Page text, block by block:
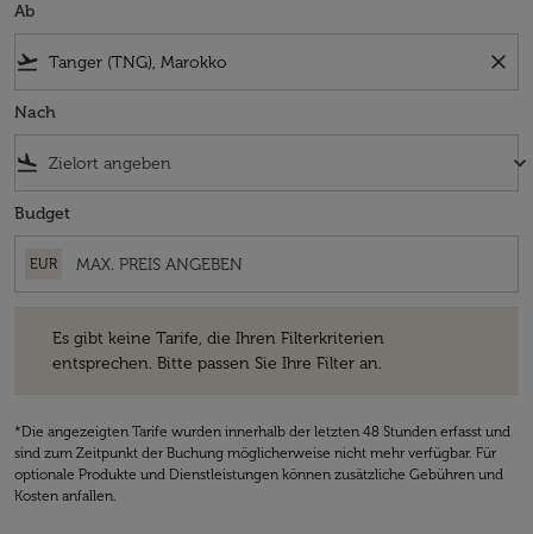
Ab
flight_takeoff close
Nach
flight_land keyboard_arrow_down
Budget
EUR
Es gibt keine Tarife, die Ihren Filterkriterien
entsprechen. Bitte passen Sie Ihre Filter an.
*Die angezeigten Tarife wurden innerhalb der letzten 48 Stunden erfasst und
sind zum Zeitpunkt der Buchung möglicherweise nicht mehr verfügbar. Für
optionale Produkte und Dienstleistungen können zusätzliche Gebühren und
Kosten anfallen.